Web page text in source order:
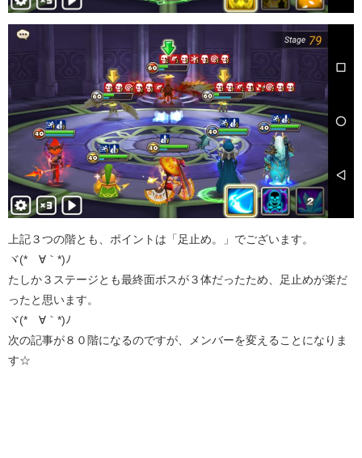
上記３つの階とも、ポイントは「足止め。」でございます。
ヾ(*´∀｀*)ﾉ
たしか３ステージとも最終面ボスが３体だったため、足止めが楽だ
ったと思います。
ヾ(*´∀｀*)ﾉ
次の記事が８０階になるのですが、メンバーを変えることになりま
す☆